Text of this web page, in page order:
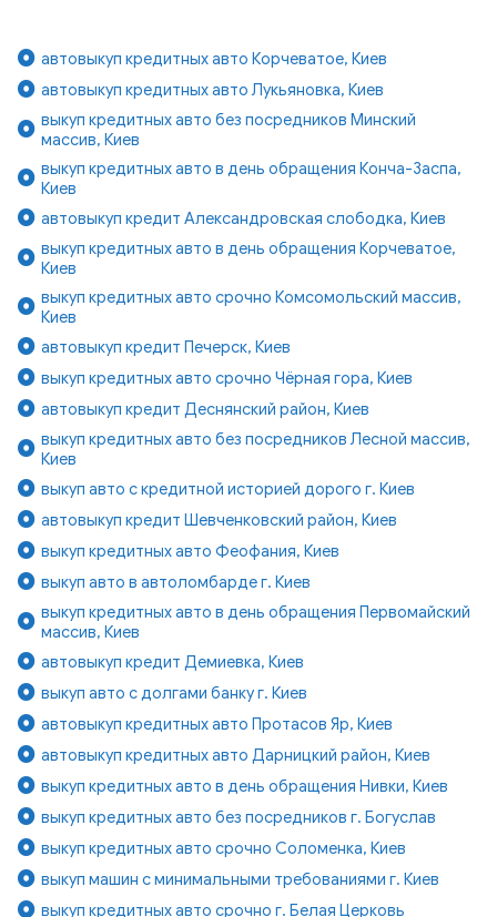
автовыкуп кредитных авто Корчеватое, Киев
автовыкуп кредитных авто Лукьяновка, Киев
выкуп кредитных авто без посредников Минский
массив, Киев
выкуп кредитных авто в день обращения Конча-Заспа,
Киев
автовыкуп кредит Александровская слободка, Киев
выкуп кредитных авто в день обращения Корчеватое,
Киев
выкуп кредитных авто срочно Комсомольский массив,
Киев
автовыкуп кредит Печерск, Киев
выкуп кредитных авто срочно Чёрная гора, Киев
автовыкуп кредит Деснянский район, Киев
выкуп кредитных авто без посредников Лесной массив,
Киев
выкуп авто с кредитной историей дорого г. Киев
автовыкуп кредит Шевченковский район, Киев
выкуп кредитных авто Феофания, Киев
выкуп авто в автоломбарде г. Киев
выкуп кредитных авто в день обращения Первомайский
массив, Киев
автовыкуп кредит Демиевка, Киев
выкуп авто с долгами банку г. Киев
автовыкуп кредитных авто Протасов Яр, Киев
автовыкуп кредитных авто Дарницкий район, Киев
выкуп кредитных авто в день обращения Нивки, Киев
выкуп кредитных авто без посредников г. Богуслав
выкуп кредитных авто срочно Соломенка, Киев
выкуп машин с минимальными требованиями г. Киев
выкуп кредитных авто срочно г. Белая Церковь